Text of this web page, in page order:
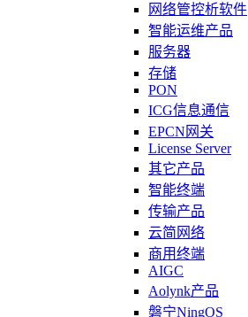
网络管控析软件
智能运维产品
服务器
存储
PON
ICG信息通信
EPCN网关
License Server
其它产品
智能终端
传输产品
云简网络
商用终端
AIGC
Aolynk产品
磐宁NingOS